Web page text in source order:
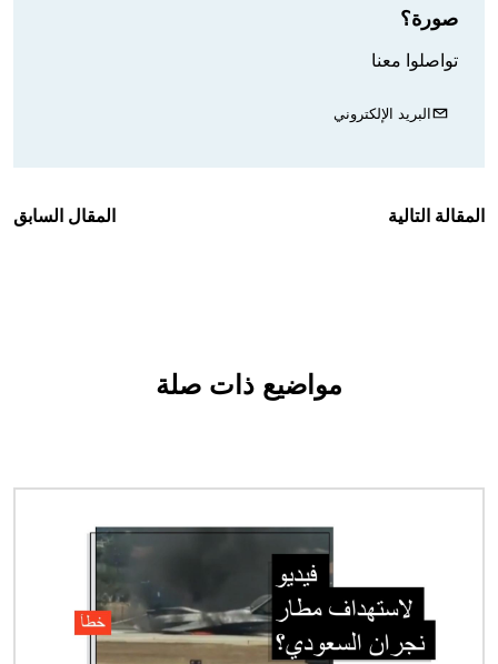
صورة؟
تواصلوا معنا
البريد الإلكتروني
المقالة التالية المقال السابق
مواضيع ذات صلة